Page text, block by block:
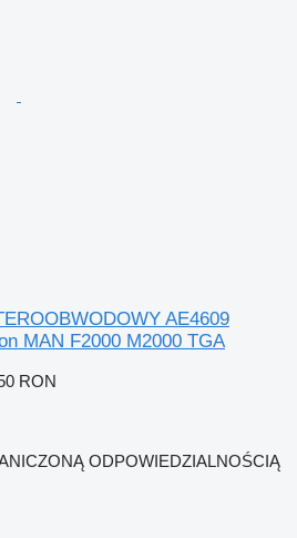
AE4609
MAN F2000 M2000 TGA
RON
ODPOWIEDZIALNOŚCIĄ